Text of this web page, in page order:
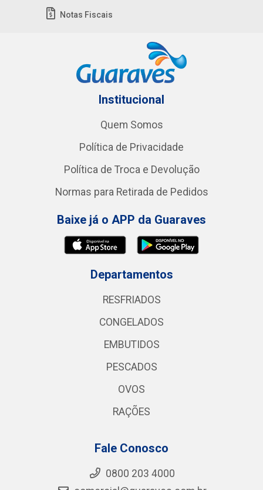
Notas Fiscais
Institucional
Quem Somos
Política de Privacidade
Política de Troca e Devolução
Normas para Retirada de Pedidos
Baixe já o APP da Guaraves
Departamentos
RESFRIADOS
CONGELADOS
EMBUTIDOS
PESCADOS
OVOS
RAÇÕES
Fale Conosco
0800 203 4000